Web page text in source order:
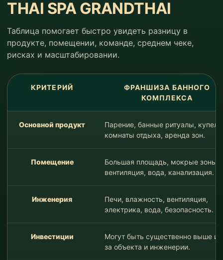
THAI SPA GRANDTHAI
Таблица помогает быстро увидеть разницу в
продукте, помещении, команде, среднем чеке,
рисках и масштабировании.
КРИТЕРИЙ
ФРАНШИЗА БАННОГО
КОМПЛЕКСА
Основной продукт
Парение, банные ритуалы,
комнаты отдыха, аренда зон.
Помещение
Большая площадь, мокрые зоны,
вентиляция, вода, канализация.
Инженерия
Печи, влажность, вентиляция,
электрика, вода, безопасность.
Инвестиции
Могут быть существенно выше
за объекта и инженерии.